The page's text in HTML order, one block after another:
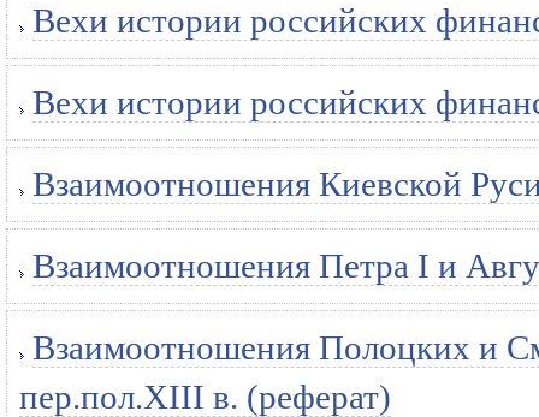
Вехи истории российских
Вехи истории российских
Взаимоотношения Киевской
Взаимоотношения Петра I и
Взаимоотношения Полоцких и
пер.пол.XIII в. (реферат)